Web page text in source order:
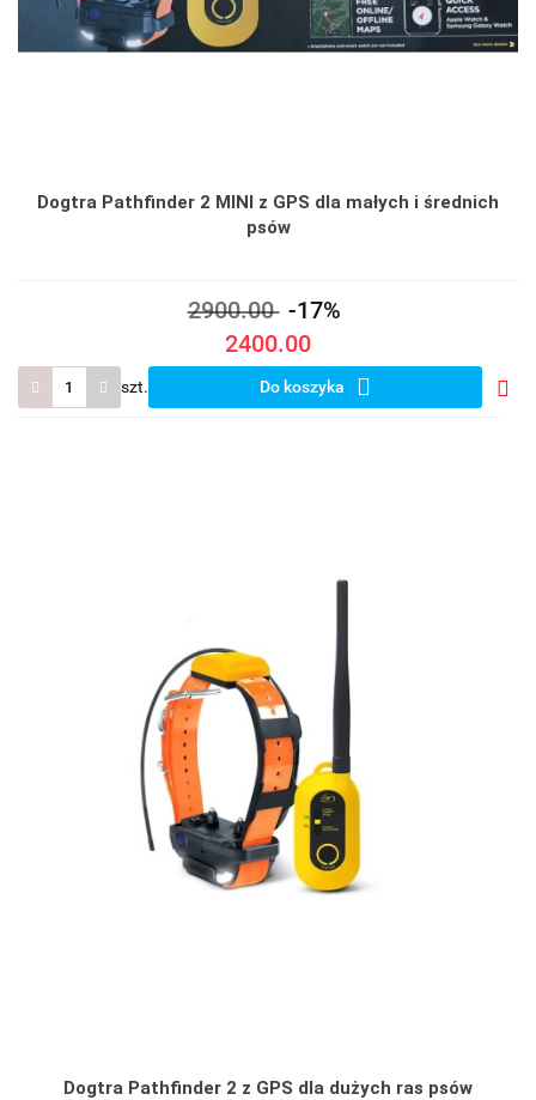
Dogtra Pathfinder 2 MINI z GPS dla małych i średnich
psów
2900.00 -17%
2400.00
szt. Do koszyka
Dogtra Pathfinder 2 z GPS dla dużych ras psów